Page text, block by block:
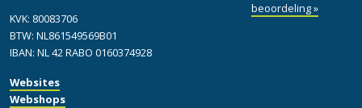
Websites
Webshops
beoordeling »
KVK: 80083706
BTW: NL861549569B01
IBAN: NL 42 RABO 0160374928